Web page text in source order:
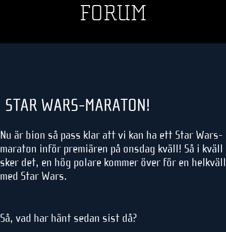
FORUM
STAR WARS-MARATON!
Nu är bion så pass klar att vi kan ha ett Star Wars-
maraton inför premiären på onsdag kväll! Så i kväll
sker det, en hög polare kommer över för en helkväll
med Star Wars.
Så, vad har hänt sedan sist då?